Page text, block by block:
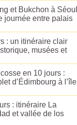
et Bukchon à Séoul
journée entre palais
: un itinéraire clair
musées et
en 10 jours :
d’Édimbourg à l’île
: itinéraire La
et vallée de los